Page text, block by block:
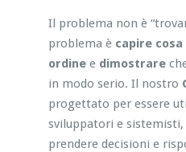
Il problema non è
problema è capire
ordinee dimostrare
in modo serio. Il nostro
progettato per essere
sviluppatori e sistemisti,
prendere decisioni e